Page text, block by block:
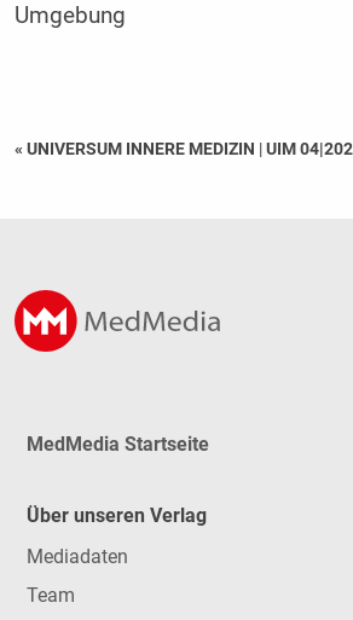
Umgebung
« UNIVERSUM INNERE MEDIZIN |UIM
MedMedia Startseite
Über unseren Verlag
Mediadaten
Team